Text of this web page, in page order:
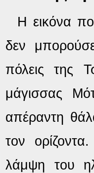
Η εικόνα
δεν
πόλεις της
μάγισσας
απέραντη
τον
λάμψη του